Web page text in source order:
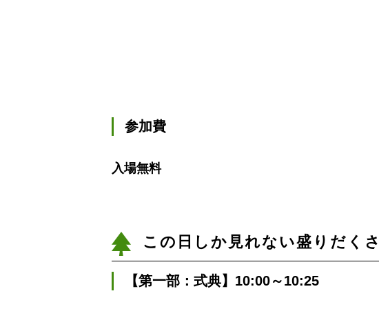
参加費
入場無料
この日しか見れない盛りだく
【第一部：式典】10:00～10:25